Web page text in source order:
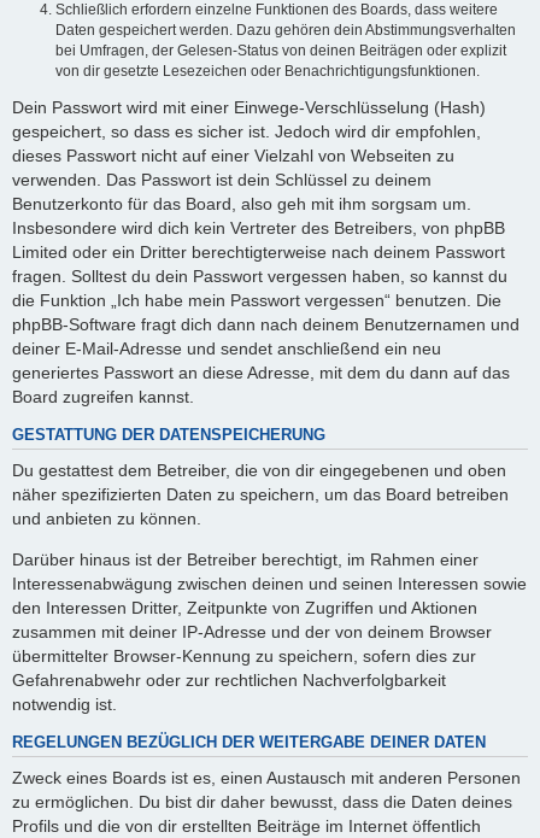
Schließlich erfordern einzelne Funktionen des Boards, dass weitere
Daten gespeichert werden. Dazu gehören dein Abstimmungsverhalten
bei Umfragen, der Gelesen-Status von deinen Beiträgen oder explizit
von dir gesetzte Lesezeichen oder Benachrichtigungsfunktionen.
Dein Passwort wird mit einer Einwege-Verschlüsselung (Hash)
gespeichert, so dass es sicher ist. Jedoch wird dir empfohlen,
dieses Passwort nicht auf einer Vielzahl von Webseiten zu
verwenden. Das Passwort ist dein Schlüssel zu deinem
Benutzerkonto für das Board, also geh mit ihm sorgsam um.
Insbesondere wird dich kein Vertreter des Betreibers, von phpBB
Limited oder ein Dritter berechtigterweise nach deinem Passwort
fragen. Solltest du dein Passwort vergessen haben, so kannst du
die Funktion „Ich habe mein Passwort vergessen“ benutzen. Die
phpBB-Software fragt dich dann nach deinem Benutzernamen und
deiner E-Mail-Adresse und sendet anschließend ein neu
generiertes Passwort an diese Adresse, mit dem du dann auf das
Board zugreifen kannst.
GESTATTUNG DER DATENSPEICHERUNG
Du gestattest dem Betreiber, die von dir eingegebenen und oben
näher spezifizierten Daten zu speichern, um das Board betreiben
und anbieten zu können.
Darüber hinaus ist der Betreiber berechtigt, im Rahmen einer
Interessenabwägung zwischen deinen und seinen Interessen sowie
den Interessen Dritter, Zeitpunkte von Zugriffen und Aktionen
zusammen mit deiner IP-Adresse und der von deinem Browser
übermittelter Browser-Kennung zu speichern, sofern dies zur
Gefahrenabwehr oder zur rechtlichen Nachverfolgbarkeit
notwendig ist.
REGELUNGEN BEZÜGLICH DER WEITERGABE DEINER DATEN
Zweck eines Boards ist es, einen Austausch mit anderen Personen
zu ermöglichen. Du bist dir daher bewusst, dass die Daten deines
Profils und die von dir erstellten Beiträge im Internet öffentlich